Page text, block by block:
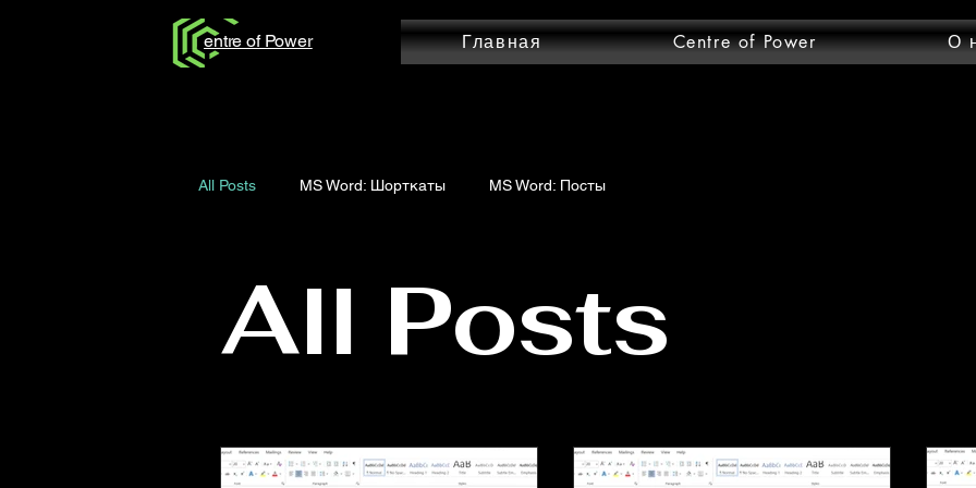
entre of Power Главная Centre of Power О
All Posts MS Word: Шорткаты MS Word: Посты
All Posts